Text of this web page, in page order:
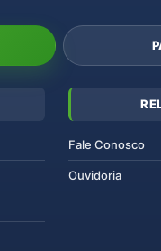
Fale Conosco
Ouvidoria